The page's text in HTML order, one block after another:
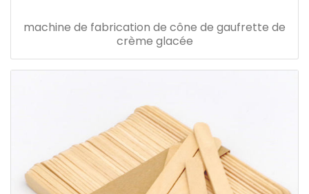
machine de fabrication de cône de gaufrette de
crème glacée